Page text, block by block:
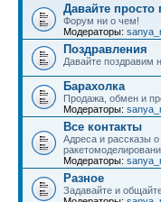
Давайте
Форум ни о чем!
Модераторы:
Поздравления
Давайте поздравим
Барахолка
Продажа, обмен и
Модераторы:
Все контакты
Адреса и рассказы
Модераторы:
Разное
Задавайте и